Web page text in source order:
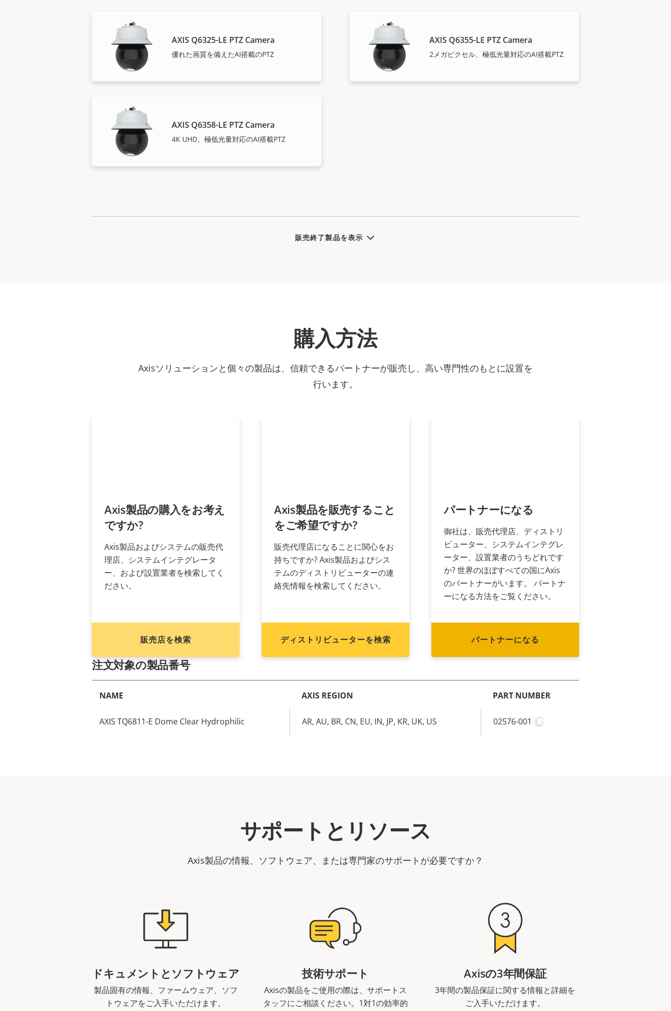
AXIS Q6325-LE PTZ Camera
優れた画質を備えたAI搭載のPTZ
AXIS Q6355-LE PTZ Camera
2メガピクセル、極低光量対応のAI搭載PTZ
AXIS Q6358-LE PTZ Camera
4K UHD、極低光量対応のAI搭載PTZ
販売終了製品を表示
購入方法
Axisソリューションと個々の製品は、信頼できるパートナーが販売し、高い専門性のもとに設置を
行います。
Axis製品の購入をお考え
ですか?
Axis製品およびシステムの販売代
理店、システムインテグレータ
ー、および設置業者を検索してく
ださい。
販売店を検索
Axis製品を販売すること
をご希望ですか?
販売代理店になることに関心をお
持ちですか? Axis製品およびシス
テムのディストリビューターの連
絡先情報を検索してください。
ディストリビューターを検索
パートナーになる
御社は、販売代理店、ディストリ
ビューター、システムインテグレ
ーター、設置業者のうちどれです
か? 世界のほぼすべての国にAxis
のパートナーがいます。 パートナ
ーになる方法をご覧ください。
パートナーになる
注文対象の製品番号
NAME AXIS REGION PART NUMBER
AXIS TQ6811-E Dome Clear Hydrophilic AR, AU, BR, CN, EU, IN, JP, KR, UK, US 02576-001
サポートとリソース
Axis製品の情報、ソフトウェア、または専門家のサポートが必要ですか？
ドキュメントとソフトウェア
製品固有の情報、ファームウェア、ソフ
トウェアをご入手いただけます。
技術サポート
Axisの製品をご使用の際は、サポートス
タッフにご相談ください。1対1の効率的
Axisの3年間保証
3年間の製品保証に関する情報と詳細を
ご入手いただけます。